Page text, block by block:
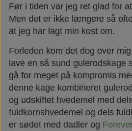
Vind wellness
F.I.T. blog
Vegansk/
FAQ om
Før i tiden var jeg ret glad for
Men det er ikke længere så
at jeg har lagt min kost om.
Forleden kom det dog over
lave en så sund gulerodskage
gå for meget på kompromis
denne kage kombineret
og udskiftet hvedemel med
fuldkornshvedemel og dels
er sødet med dadler og